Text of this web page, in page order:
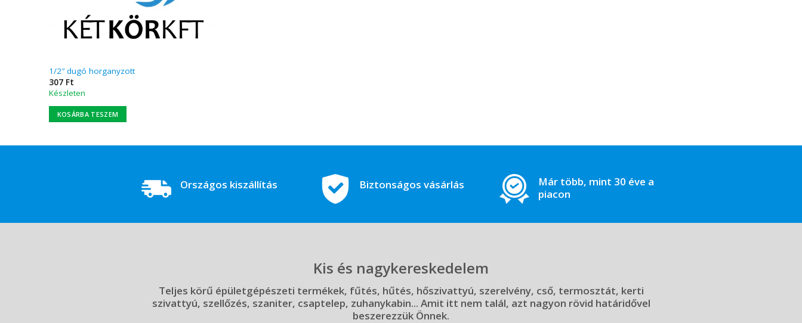
1/2″ dugó horganyzott
307 Ft
Készleten
KOSÁRBA TESZEM
Országos kiszállítás Biztonságos vásárlás
Már több, mint 30 éve a
piacon
Kis és nagykereskedelem
Teljes körű épületgépészeti termékek, fűtés, hűtés, hőszivattyú, szerelvény, cső, termosztát, kerti
szivattyú, szellőzés, szaniter, csaptelep, zuhanykabin... Amit itt nem talál, azt nagyon rövid határidővel
beszerezzük Önnek.